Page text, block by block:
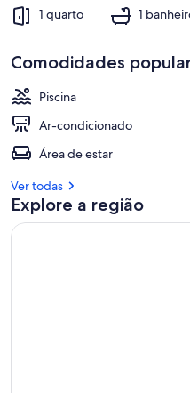
1 quarto 1
Comodidades
Piscina
Ar-condicionado
Área de estar
Ver todas
Explore a região